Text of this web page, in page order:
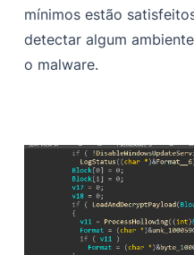
mínimos estão
detectar algum
o malware.